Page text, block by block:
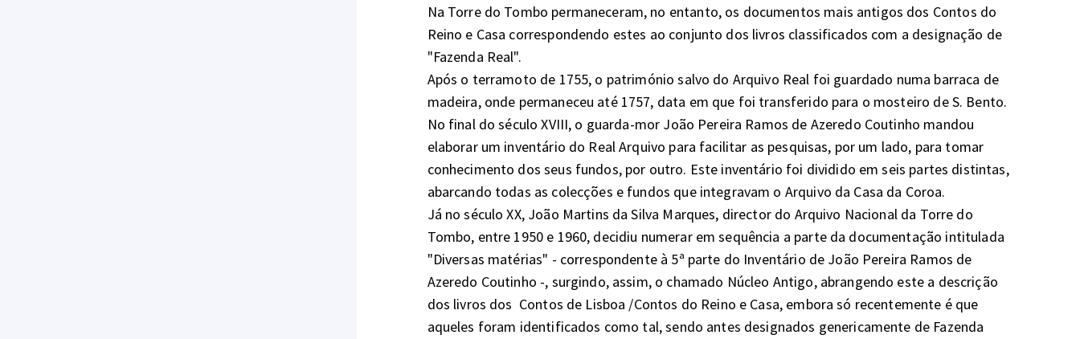
Na Torre do Tombo permaneceram, no entanto, os documentos mais antigos dos Contos do
Reino e Casa correspondendo estes ao conjunto dos livros classificados com a designação de
"Fazenda Real".
Após o terramoto de 1755, o património salvo do Arquivo Real foi guardado numa barraca de
madeira, onde permaneceu até 1757, data em que foi transferido para o mosteiro de S. Bento.
No final do século XVIII, o guarda-mor João Pereira Ramos de Azeredo Coutinho mandou
elaborar um inventário do Real Arquivo para facilitar as pesquisas, por um lado, para tomar
conhecimento dos seus fundos, por outro. Este inventário foi dividido em seis partes distintas,
abarcando todas as colecções e fundos que integravam o Arquivo da Casa da Coroa.
Já no século XX, João Martins da Silva Marques, director do Arquivo Nacional da Torre do
Tombo, entre 1950 e 1960, decidiu numerar em sequência a parte da documentação intitulada
"Diversas matérias" - correspondente à 5ª parte do Inventário de João Pereira Ramos de
Azeredo Coutinho -, surgindo, assim, o chamado Núcleo Antigo, abrangendo este a descrição
dos livros dos  Contos de Lisboa /Contos do Reino e Casa, embora só recentemente é que
aqueles foram identificados como tal, sendo antes designados genericamente de Fazenda